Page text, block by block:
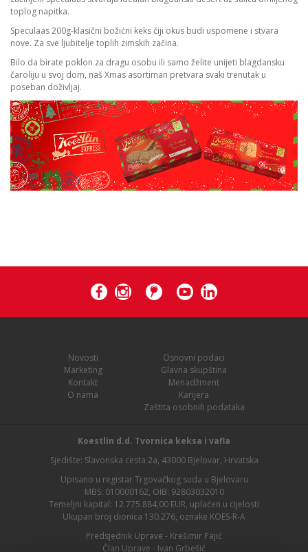
toplog napitka.
Speculaas 200g-klasični božićni keks čiji okus budi uspomene i stvara
nove. Za sve ljubitelje toplih zimskih začina.
Bilo da birate poklon za dragu osobu ili samo želite unijeti blagdansku
čaroliju u svoj dom, naš Xmas asortiman pretvara svaki trenutak u
poseban doživljaj.
Novosti
Marketing
Kontakt
O nama
Osnovni podaci
Glavna skupština
Menadžment
Karijera
Zaštita osobnih podataka
Koestlin d.d. Tvornica keksa i vafla
Sjedište: Slavonska cesta 2a, 43000 Bjelovar, Hrvatska
Upisano u registar Trgovačkog suda u Bjelovaru
MBS: 010000162, OIB: 92803032010
Temeljni kapital: 12.775.884,00 EUR, uplaćen u cijelosti
Ukupan broj dionica 130.276, oznake KOES-R-A
Predsjednik Uprave - Krešimir Pajić
Član Uprave - Ivan Grbešić